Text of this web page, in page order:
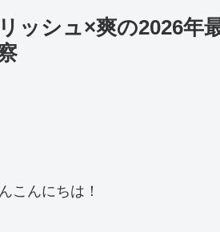
ッシュ×爽の2026年
こんにちは！